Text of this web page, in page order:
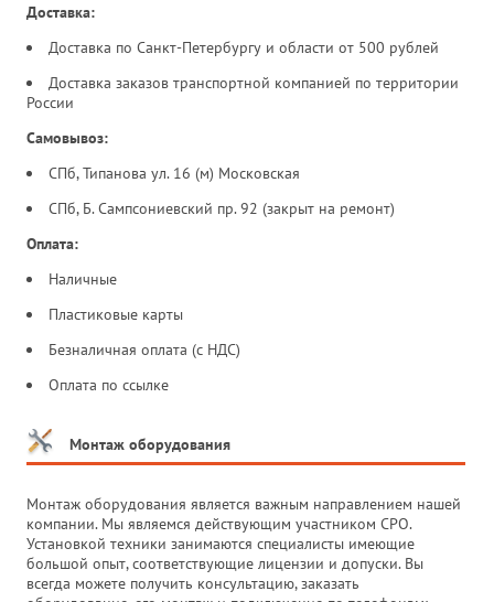
Доставка:
Доставка по Санкт-Петербургу и области от 500 рублей
Доставка заказов транспортной компанией по территории
России
Самовывоз:
СПб, Типанова ул. 16 (м) Московская
СПб, Б. Сампсониевский пр. 92 (закрыт на ремонт)
Оплата:
Наличные
Пластиковые карты
Безналичная оплата (с НДС)
Оплата по ссылке
Монтаж оборудования
Монтаж оборудования является важным направлением нашей
компании. Мы являемся действующим участником СРО.
Установкой техники занимаются специалисты имеющие
большой опыт, соответствующие лицензии и допуски. Вы
всегда можете получить консультацию, заказать